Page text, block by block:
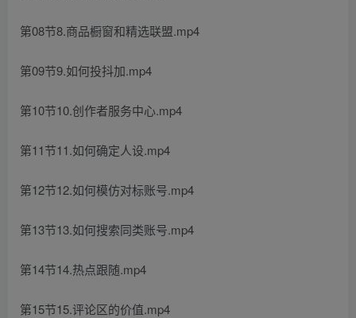
第08节8.商品橱窗和精选联盟.mp4
第09节9.如何投抖加.mp4
第10节10.创作者服务中心.mp4
第11节11.如何确定人设.mp4
第12节12.如何模仿对标账号.mp4
第13节13.如何搜索同类账号.mp4
第14节14.热点跟随.mp4
第15节15.评论区的价值.mp4